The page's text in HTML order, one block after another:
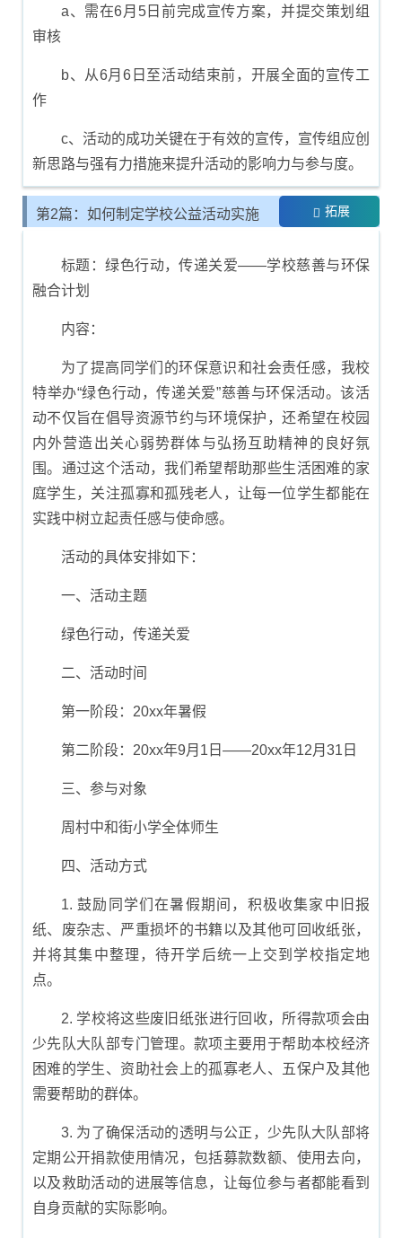
a、需在6月5日前完成宣传方案，并提交策划组
审核
b、从6月6日至活动结束前，开展全面的宣传工
作
c、活动的成功关键在于有效的宣传，宣传组应创
新思路与强有力措施来提升活动的影响力与参与度。
第2篇：如何制定学校公益活动实施 拓展
标题：绿色行动，传递关爱——学校慈善与环保
融合计划
内容：
为了提高同学们的环保意识和社会责任感，我校
特举办“绿色行动，传递关爱”慈善与环保活动。该活
动不仅旨在倡导资源节约与环境保护，还希望在校园
内外营造出关心弱势群体与弘扬互助精神的良好氛
围。通过这个活动，我们希望帮助那些生活困难的家
庭学生，关注孤寡和孤残老人，让每一位学生都能在
实践中树立起责任感与使命感。
活动的具体安排如下：
一、活动主题
绿色行动，传递关爱
二、活动时间
第一阶段：20xx年暑假
第二阶段：20xx年9月1日——20xx年12月31日
三、参与对象
周村中和街小学全体师生
四、活动方式
1. 鼓励同学们在暑假期间，积极收集家中旧报
纸、废杂志、严重损坏的书籍以及其他可回收纸张，
并将其集中整理，待开学后统一上交到学校指定地
点。
2. 学校将这些废旧纸张进行回收，所得款项会由
少先队大队部专门管理。款项主要用于帮助本校经济
困难的学生、资助社会上的孤寡老人、五保户及其他
需要帮助的群体。
3. 为了确保活动的透明与公正，少先队大队部将
定期公开捐款使用情况，包括募款数额、使用去向，
以及救助活动的进展等信息，让每位参与者都能看到
自身贡献的实际影响。